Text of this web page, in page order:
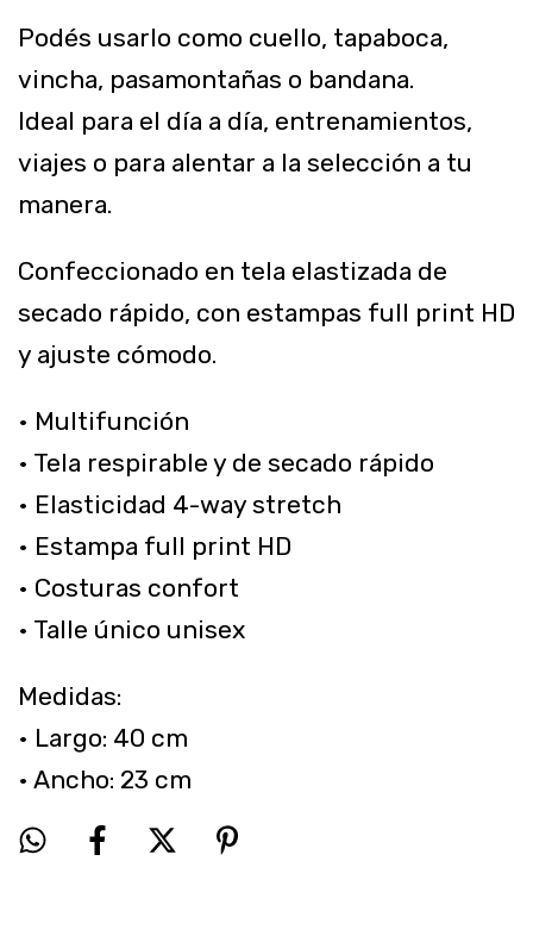
Podés usarlo como cuello, tapaboca,
vincha, pasamontañas o bandana.
Ideal para el día a día, entrenamientos,
viajes o para alentar a la selección a tu
manera.
Confeccionado en tela elastizada de
secado rápido, con estampas full print HD
y ajuste cómodo.
• Multifunción
• Tela respirable y de secado rápido
• Elasticidad 4-way stretch
• Estampa full print HD
• Costuras confort
• Talle único unisex
Medidas:
• Largo: 40 cm
• Ancho: 23 cm